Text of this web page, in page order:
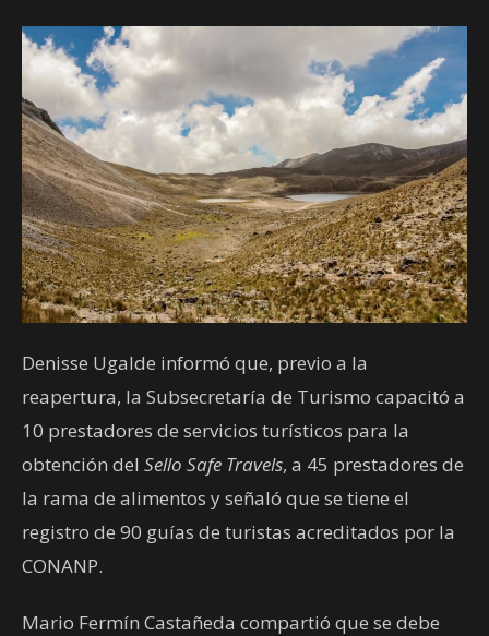
Denisse Ugalde informó que, previo a la
reapertura, la Subsecretaría de Turismo capacitó a
10 prestadores de servicios turísticos para la
obtención del Sello Safe Travels, a 45 prestadores de
la rama de alimentos y señaló que se tiene el
registro de 90 guías de turistas acreditados por la
CONANP.
Mario Fermín Castañeda compartió que se debe